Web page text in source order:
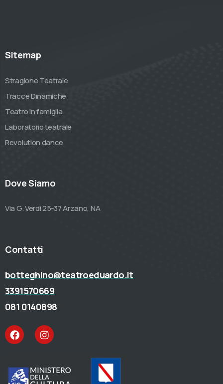
Sitemap
Stragione Teatrale
Tracce Dinamiche
Teatro in famiglia
Laboratorio teatrale
Revolution dance
Dove Siamo
Via G. Verdi 25-37 Arzano, NA
Contatti
botteghino@teatroeduardo.it
3391570669
081 0140898